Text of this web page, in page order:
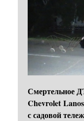
Смертельное
Chevrolet
с садовой